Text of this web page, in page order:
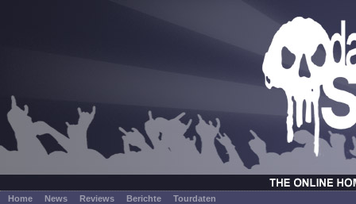
Home News Reviews Berichte Tourdaten